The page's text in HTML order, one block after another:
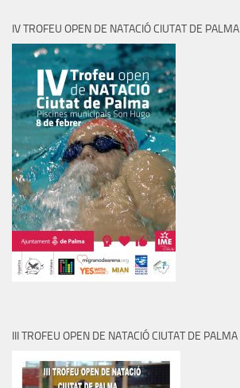
IV TROFEU OPEN DE NATACIÓ CIUTAT DE PALMA
III TROFEU OPEN DE NATACIÓ CIUTAT DE PALMA